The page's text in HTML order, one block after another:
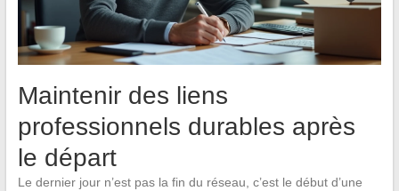
Maintenir des liens
professionnels durables après
le départ
Le dernier jour n’est pas la fin du réseau, c’est le début d’une